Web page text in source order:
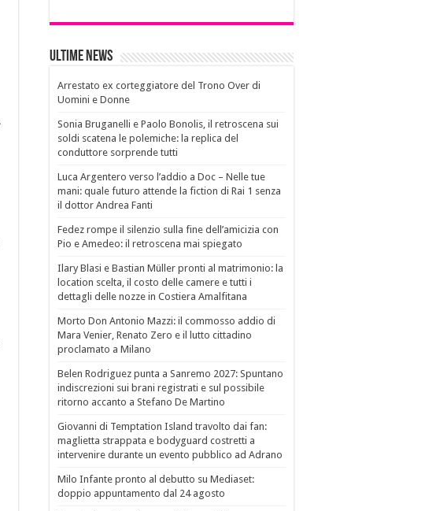
Ultime News
Arrestato ex corteggiatore del Trono Over di
Uomini e Donne
Sonia Bruganelli e Paolo Bonolis, il retroscena sui
soldi scatena le polemiche: la replica del
conduttore sorprende tutti
Luca Argentero verso l’addio a Doc – Nelle tue
mani: quale futuro attende la fiction di Rai 1 senza
il dottor Andrea Fanti
Fedez rompe il silenzio sulla fine dell’amicizia con
Pio e Amedeo: il retroscena mai spiegato
Ilary Blasi e Bastian Müller pronti al matrimonio: la
location scelta, il costo delle camere e tutti i
dettagli delle nozze in Costiera Amalfitana
Morto Don Antonio Mazzi: il commosso addio di
Mara Venier, Renato Zero e il lutto cittadino
proclamato a Milano
Belen Rodriguez punta a Sanremo 2027: Spuntano
indiscrezioni sui brani registrati e sul possibile
ritorno accanto a Stefano De Martino
Giovanni di Temptation Island travolto dai fan:
maglietta strappata e bodyguard costretti a
intervenire durante un evento pubblico ad Adrano
Milo Infante pronto al debutto su Mediaset:
doppio appuntamento dal 24 agosto